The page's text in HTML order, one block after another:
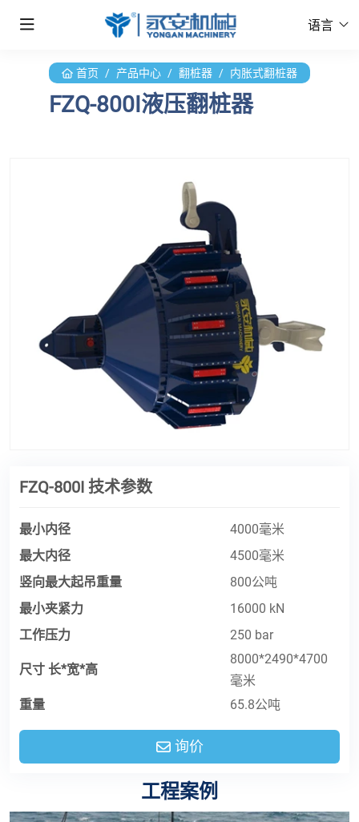
语言
首页 产品中心 翻桩器 内胀式翻桩器
FZQ-800I液压翻桩器
FZQ-800I 技术参数
最小内径
4000毫米
最大内径
4500毫米
竖向最大起吊重量
800公吨
最小夹紧力
16000 kN
工作压力
250 bar
尺寸 长*宽*高
8000*2490*4700
毫米
重量
65.8公吨
询价
工程案例